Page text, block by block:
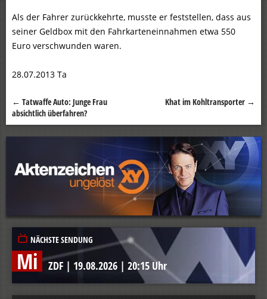
Als der Fahrer zurückkehrte, musste er feststellen, dass aus
seiner Geldbox mit den Fahrkarteneinnahmen etwa 550
Euro verschwunden waren.
28.07.2013 Ta
Beitragsnavigation
← Tatwaffe Auto: Junge Frau
absichtlich überfahren?
Khat im Kohltransporter →
NÄCHSTE SENDUNG
Mi ZDF | 19.08.2026 | 20:15 Uhr